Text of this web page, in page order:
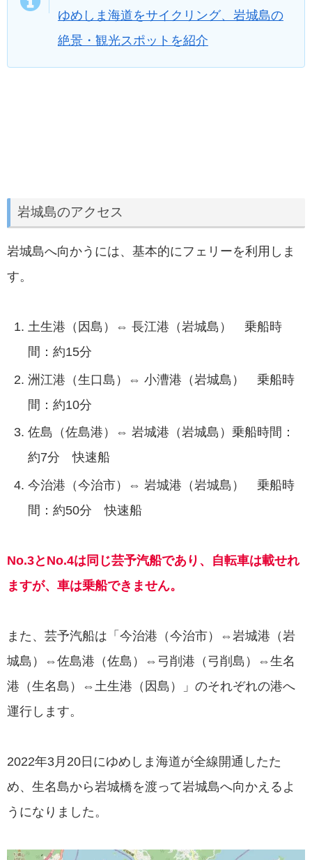
ゆめしま海道をサイクリング、岩城島の
絶景・観光スポットを紹介
岩城島のアクセス
岩城島へ向かうには、基本的にフェリーを利用しま
す。
土生港（因島）⇔ 長江港（岩城島） 乗船時
間：約15分
洲江港（生口島）⇔ 小漕港（岩城島） 乗船時
間：約10分
佐島（佐島港）⇔ 岩城港（岩城島）乗船時間：
約7分 快速船
今治港（今治市）⇔ 岩城港（岩城島） 乗船時
間：約50分 快速船
No.3とNo.4は同じ芸予汽船であり、自転車は載せれ
ますが、車は乗船できません。
また、芸予汽船は「今治港（今治市）⇔岩城港（岩
城島）⇔佐島港（佐島）⇔弓削港（弓削島）⇔生名
港（生名島）⇔土生港（因島）」のそれぞれの港へ
運行します。
2022年3月20日にゆめしま海道が全線開通したた
め、生名島から岩城橋を渡って岩城島へ向かえるよ
うになりました。